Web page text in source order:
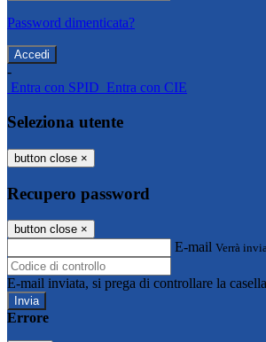
Password dimenticata?
-
Entra con SPID Entra con CIE
Seleziona utente
button close ×
Recupero password
button close ×
E-mail Verrà
E-mail inviata, si prega di controllare la
Errore